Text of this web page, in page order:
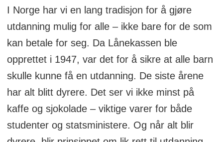
I Norge har vi en lang tradisjon for å gjøre
utdanning mulig for alle – ikke bare for de som
kan betale for seg. Da Lånekassen ble
opprettet i 1947, var det for å sikre at alle barn
skulle kunne få en utdanning. De siste årene
har alt blitt dyrere. Det ser vi ikke minst på
kaffe og sjokolade – viktige varer for både
studenter og statsministere. Og når alt blir